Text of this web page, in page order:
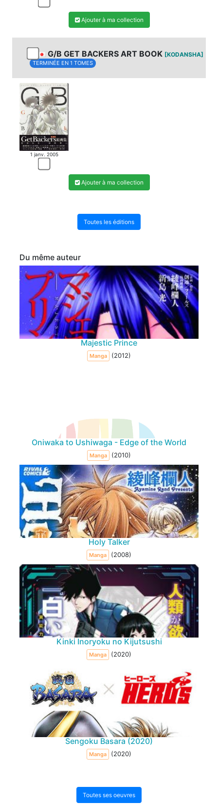
Ajouter à ma collection
G/B GET BACKERS ART BOOK [KODANSHA]
TERMINÉE EN 1 TOMES
1 janv. 2005
Ajouter à ma collection
Toutes les éditions
Du même auteur
Majestic Prince
Manga (2012)
Oniwaka to Ushiwaga - Edge of the World
Manga (2010)
Holy Talker
Manga (2008)
Kinki Inoryoku no Kijutsushi
Manga (2020)
Sengoku Basara (2020)
Manga (2020)
Toutes ses oeuvres